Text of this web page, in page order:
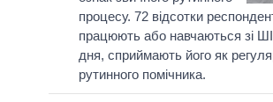
процесу. 72 відсотки
працюють або навчаються зі
дня, сприймають його як
рутинного помічника.